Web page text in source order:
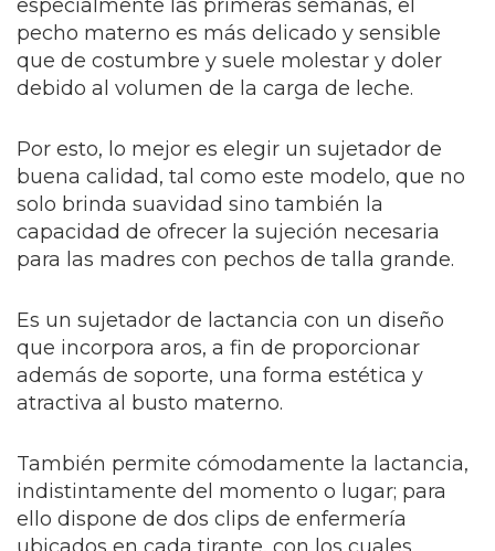
especialmente las primeras semanas, el
pecho materno es más delicado y sensible
que de costumbre y suele molestar y doler
debido al volumen de la carga de leche.
Por esto, lo mejor es elegir un sujetador de
buena calidad, tal como este modelo, que no
solo brinda suavidad sino también la
capacidad de ofrecer la sujeción necesaria
para las madres con pechos de talla grande.
Es un sujetador de lactancia con un diseño
que incorpora aros, a fin de proporcionar
además de soporte, una forma estética y
atractiva al busto materno.
También permite cómodamente la lactancia,
indistintamente del momento o lugar; para
ello dispone de dos clips de enfermería